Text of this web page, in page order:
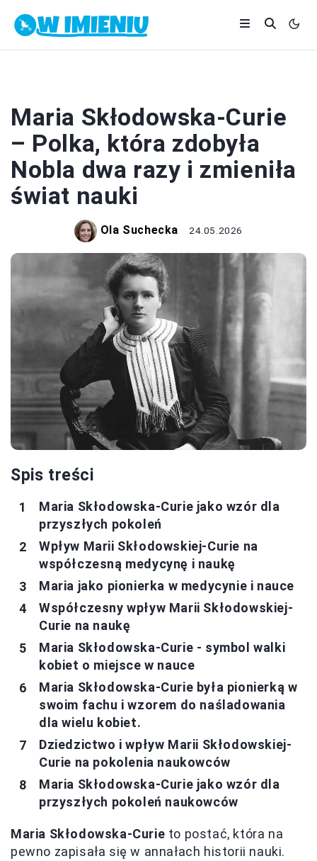
Maria Skłodowska-Curie
– Polka, która zdobyła
Nobla dwa razy i zmieniła
świat nauki
Ola Suchecka 24.05.2026
Spis treści
Maria Skłodowska-Curie jako wzór dla
przyszłych pokoleń
Wpływ Marii Skłodowskiej-Curie na
współczesną medycynę i naukę
Maria jako pionierka w medycynie i nauce
Współczesny wpływ Marii Skłodowskiej-
Curie na naukę
Maria Skłodowska-Curie - symbol walki
kobiet o miejsce w nauce
Maria Skłodowska-Curie była pionierką w
swoim fachu i wzorem do naśladowania
dla wielu kobiet.
Dziedzictwo i wpływ Marii Skłodowskiej-
Curie na pokolenia naukowców
Maria Skłodowska-Curie jako wzór dla
przyszłych pokoleń naukowców
Maria Skłodowska-Curie to postać, która na
pewno zapisała się w annałach historii nauki.